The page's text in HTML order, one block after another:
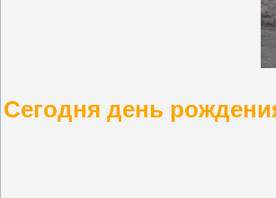
Сегодня день